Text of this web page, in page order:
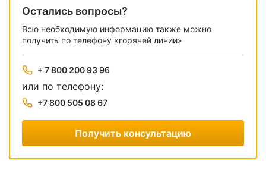
Остались вопросы?
Всю необходимую информацию также можно
получить по телефону «горячей линии»
+ 7 800 200 93 96
или по телефону:
+7 800 505 08 67
Получить консультацию